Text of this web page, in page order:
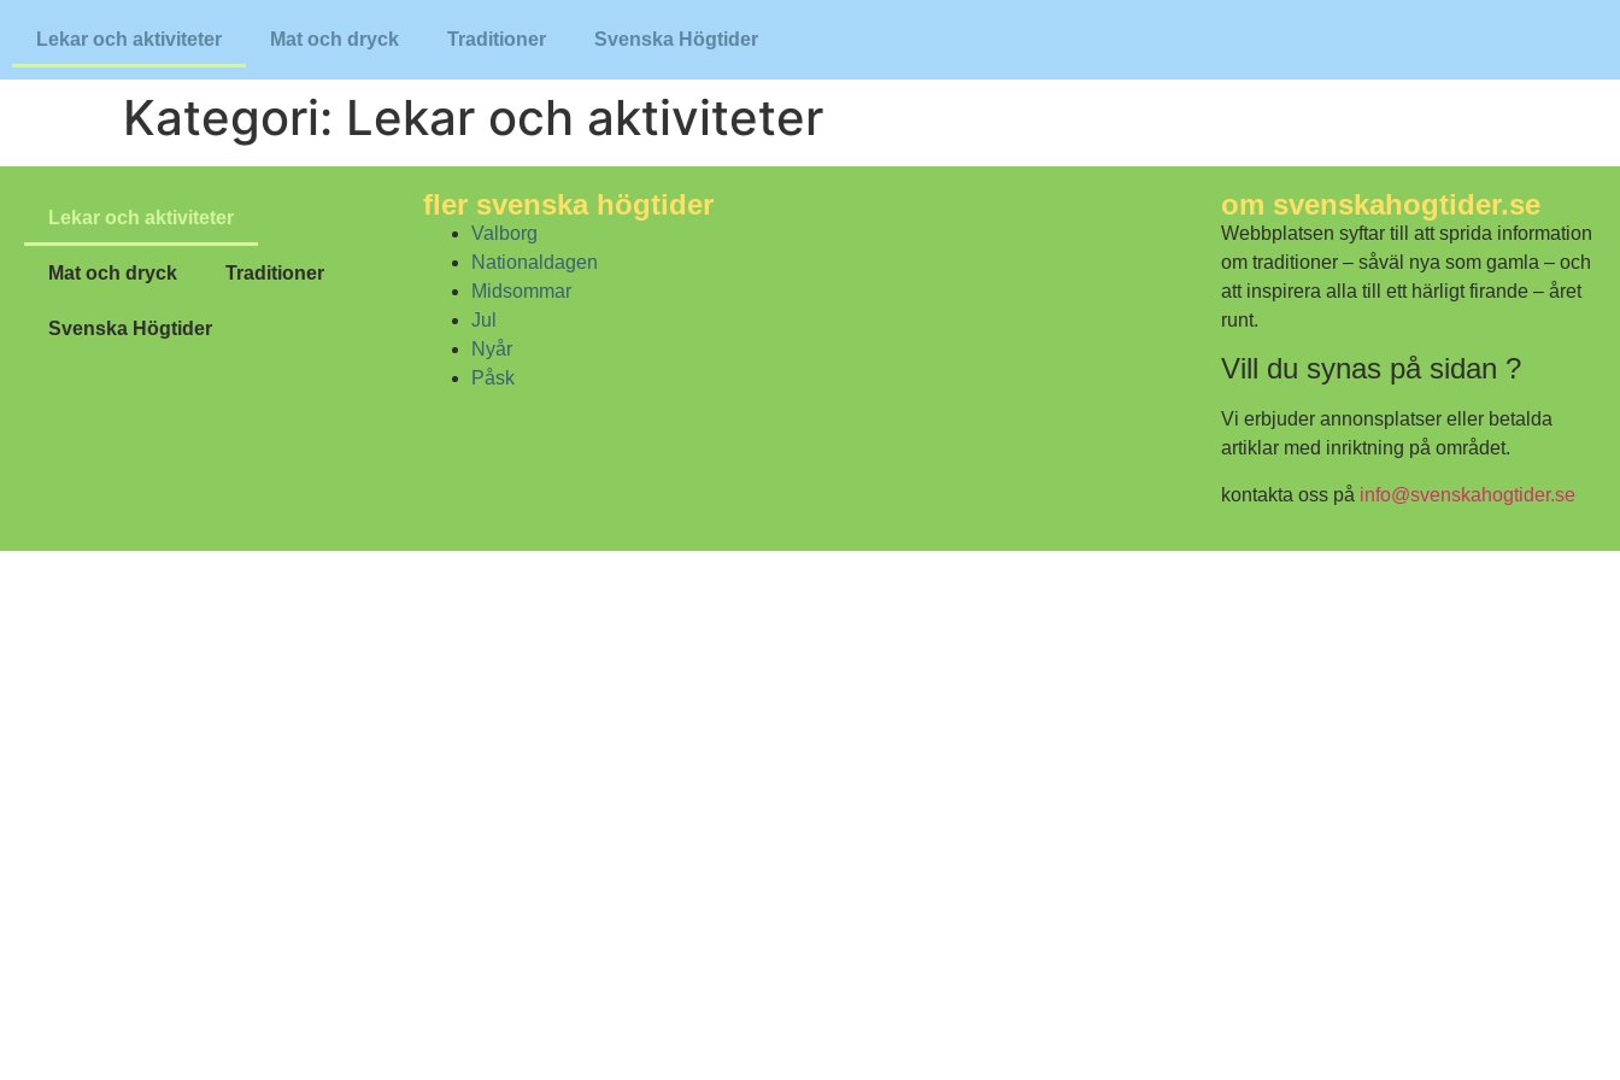
Lekar och aktiviteter Mat och dryck Traditioner Svenska Högtider
Kategori: Lekar och aktiviteter
Lekar och aktiviteter
Mat och dryck Traditioner
Svenska Högtider
fler svenska högtider
Valborg
Nationaldagen
Midsommar
Jul
Nyår
Påsk
om svenskahogtider.se
Webbplatsen syftar till att sprida information
om traditioner – såväl nya som gamla – och
att inspirera alla till ett härligt firande – året
runt.
Vill du synas på sidan ?
Vi erbjuder annonsplatser eller betalda
artiklar med inriktning på området.
kontakta oss på info@svenskahogtider.se